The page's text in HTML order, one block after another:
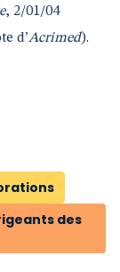
, 2/01/04
d’Acrimed).
des